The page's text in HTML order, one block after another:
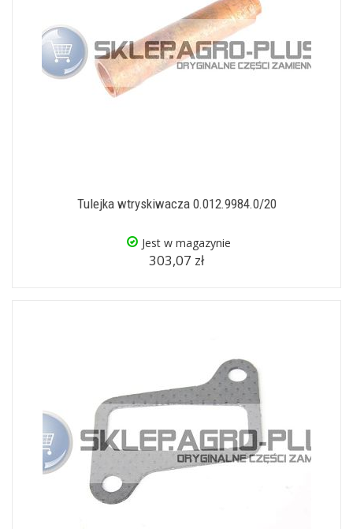
Tulejka wtryskiwacza 0.012.9984.0/20
Jest w magazynie
303,07 zł